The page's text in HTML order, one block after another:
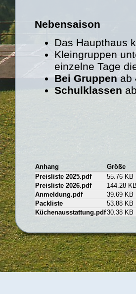
Nebensaison
Das Haupthaus
Kleingruppen
einzelne Tage
Bei Gruppenab
Schulklassen
Anhang
Größe
Preisliste 2025.pdf
55.76 KB
Preisliste 2026.pdf
144.28 KB
Anmeldung.pdf
39.69 KB
Packliste
53.88 KB
Küchenausstattung.pdf30.38 KB